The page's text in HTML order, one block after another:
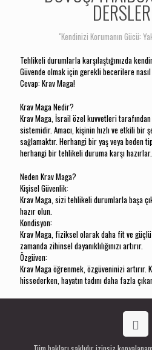
"Kendinizi Korumanın Gücü:
Tehlikeli durumlarla karşılaştığınızda
Güvende olmak için gerekli becerilere
Cevap: Krav Maga!
Krav Maga Nedir?
Krav Maga, İsrail özel kuvvetleri
sistemidir. Amacı, kişinin hızlı ve etkili bir
sağlamaktır. Herhangi bir yaş veya beden
herhangi bir tehlikeli duruma karşı hazırlar.
Neden Krav Maga?
Kişisel Güvenlik:
Krav Maga, sizi tehlikeli durumlarla başa
hazır olun.
Kondisyon:
Krav Maga, fiziksel olarak daha fit ve güçlü
zamanda zihinsel dayanıklılığınızı artırır.
Özgüven:
Krav Maga öğrenmek, özgüveninizi artırır.
hissederken, hayatın tadını daha fazla